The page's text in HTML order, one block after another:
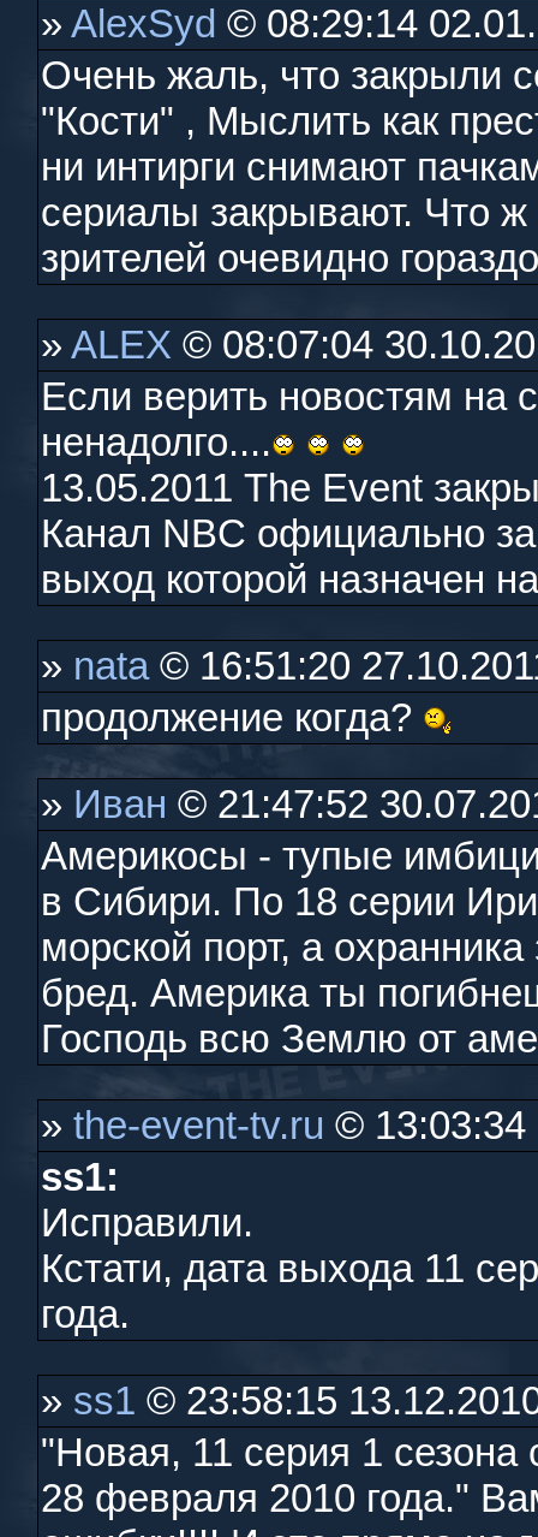
» AlexSyd © 08:29:14
Очень жаль, что закрыли
"Кости" , Мыслить как
ни интирги снимают
сериалы закрывают. Что ж
зрителей очевидно
» ALEX © 08:07:04
Если верить новостям на
ненадолго....
13.05.2011 The Event
Канал NBC официально
выход которой назначен
» nata © 16:51:20
продолжение когда?
» Иван © 21:47:52
Америкосы - тупые
в Сибири. По 18 серии
морской порт, а
бред. Америка ты
Господь всю Землю от
» the-event-tv.ru © 13:03:34
ss1:
Исправили.
Кстати, дата выхода 11
года.
» ss1 © 23:58:15
"Новая, 11 серия 1
28 февраля 2010 года."